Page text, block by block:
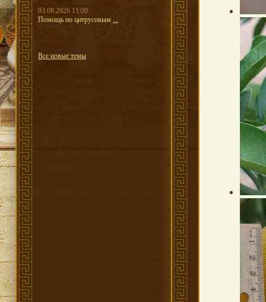
03.08.2026 11:00
Помощь по цитрусовым ...
Все новые темы